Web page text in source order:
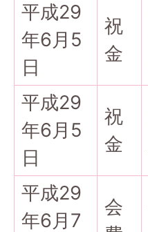
平成29
年6月5
日
祝
金
平成29
年6月5
日
祝
金
平成29
年6月7
会